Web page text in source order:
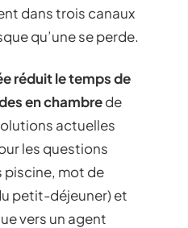
dans trois canaux
qu’une se perde.
réduit le temps de
en chambrede
actuelles
les questions
piscine, mot de
petit-déjeuner) et
vers un agent